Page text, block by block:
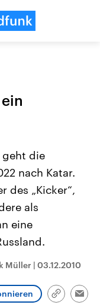
und
die Vereinigten
großem Einfluss auf
geht die
nach Katar.
des „Kicker“,
als
eine
Müller | 03.12.2010
Link